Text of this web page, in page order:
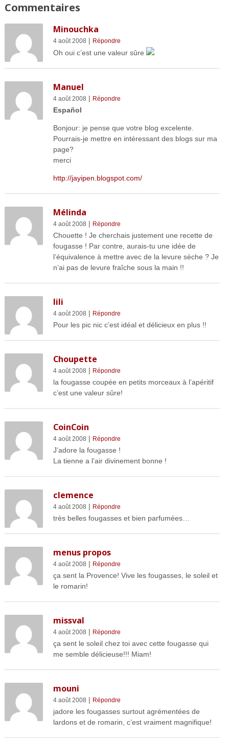
Commentaires
Minouchka
4 août 2008 | Répondre
Oh oui c’est une valeur sûre
Manuel
4 août 2008 | Répondre
Español
Bonjour: je pense que votre blog excelente.
Pourrais-je mettre en intéressant des blogs sur ma
page?
merci
http://jayipen.blogspot.com/
Mélinda
4 août 2008 | Répondre
Chouette ! Je cherchais justement une recette de
fougasse ! Par contre, aurais-tu une idée de
l’équivalence à mettre avec de la levure sèche ? Je
n’ai pas de levure fraîche sous la main !!
lili
4 août 2008 | Répondre
Pour les pic nic c’est idéal et délicieux en plus !!
Choupette
4 août 2008 | Répondre
la fougasse coupée en petits morceaux à l’apéritif
c’est une valeur sûre!
CoinCoin
4 août 2008 | Répondre
J’adore la fougasse !
La tienne a l’air divinement bonne !
clemence
4 août 2008 | Répondre
très belles fougasses et bien parfumées…
menus propos
4 août 2008 | Répondre
ça sent la Provence! Vive les fougasses, le soleil et
le romarin!
missval
4 août 2008 | Répondre
ça sent le soleil chez toi avec cette fougasse qui
me semble délicieuse!!! Miam!
mouni
4 août 2008 | Répondre
jadore les fougasses surtout agrémentées de
lardons et de romarin, c’est vraiment magnifique!